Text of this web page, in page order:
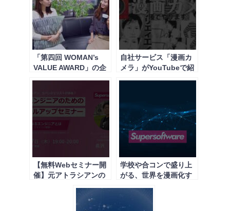
「第四回 WOMAN’s
VALUE AWARD」の企
自社サービス「漫画カ
メラ」がYouTubeで紹
【無料Webセミナー開
催】元アトラシアンの
るアジャイルエンジニ
学校や合コンで盛り上
がる、世界を漫画化す
（iPhone無料アプリ）